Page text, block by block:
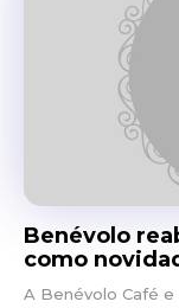
Benévolo
como
A Benévolo Café